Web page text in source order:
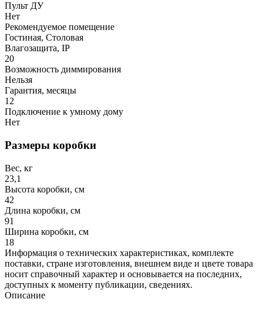
Пульт ДУ
Нет
Рекомендуемое помещение
Гостиная, Столовая
Влагозащита, IP
20
Возможность диммирования
Нельзя
Гарантия, месяцы
12
Подключение к умному дому
Нет
Размеры коробки
Вес, кг
23,1
Высота коробки, см
42
Длина коробки, см
91
Ширина коробки, см
18
Информация о технических характеристиках, комплекте
поставки, стране изготовления, внешнем виде и цвете товара
носит справочный характер и основывается на последних,
доступных к моменту публикации, сведениях.
Описание